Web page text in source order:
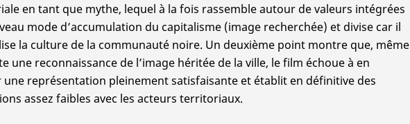
en tant que mythe, lequel à la fois rassemble autour de valeurs intégrées
mode d’accumulation du capitalisme (image recherchée) et divise car il
la culture de la communauté noire. Un deuxième point montre que, même
une reconnaissance de l’image héritée de la ville, le film échoue à en
une représentation pleinement satisfaisante et établit en définitive des
assez faibles avec les acteurs territoriaux.